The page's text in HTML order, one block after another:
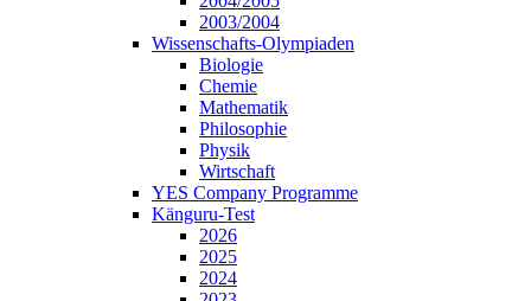
2003/2004
Wissenschafts-Olympiaden
Biologie
Chemie
Mathematik
Philosophie
Physik
Wirtschaft
YES Company Programme
Känguru-Test
2026
2025
2024